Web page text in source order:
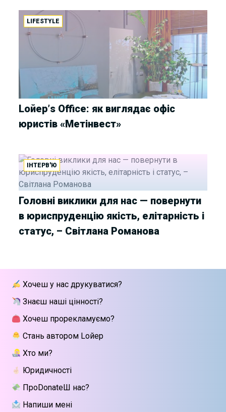
LIFESTYLE
Lойер’s Office: як виглядає офіс
юристів «Метінвест»
ІНТЕРВ'Ю
Головні виклики для нас — повернути
в юриспруденцію якість, елітарність і
статус, – Світлана Романова
Хочеш у нас друкуватися?
Знаєш наші цінності?
Хочеш прорекламуємо?
Стань автором Lойер
Хто ми?
Юридичності
ПроDonateШ нас?
Напиши мені